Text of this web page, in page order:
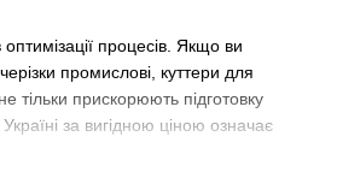
процесів. Якщо ви
промислові, куттери для
тільки прискорюють підготовку
за вигідною ціною означає